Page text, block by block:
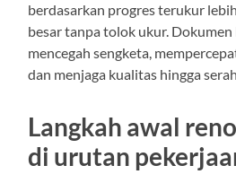
berdasarkan progres terukur
besar tanpa tolok ukur. Dokumen
mencegah sengketa,
dan menjaga kualitas hingga
Langkah awal
di urutan